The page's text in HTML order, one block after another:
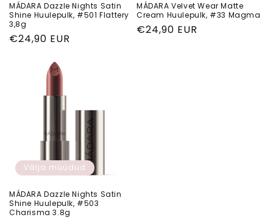
MÁDARA Dazzle Nights Satin
Shine Huulepulk, #501 Flattery
3,8g
Tavahind
€24,90 EUR
MÁDARA Velvet Wear Matte
Cream Huulepulk, #33 Magma
Tavahind
€24,90 EUR
Välja müüdud
MÁDARA Dazzle Nights Satin
Shine Huulepulk, #503
Charisma 3.8g